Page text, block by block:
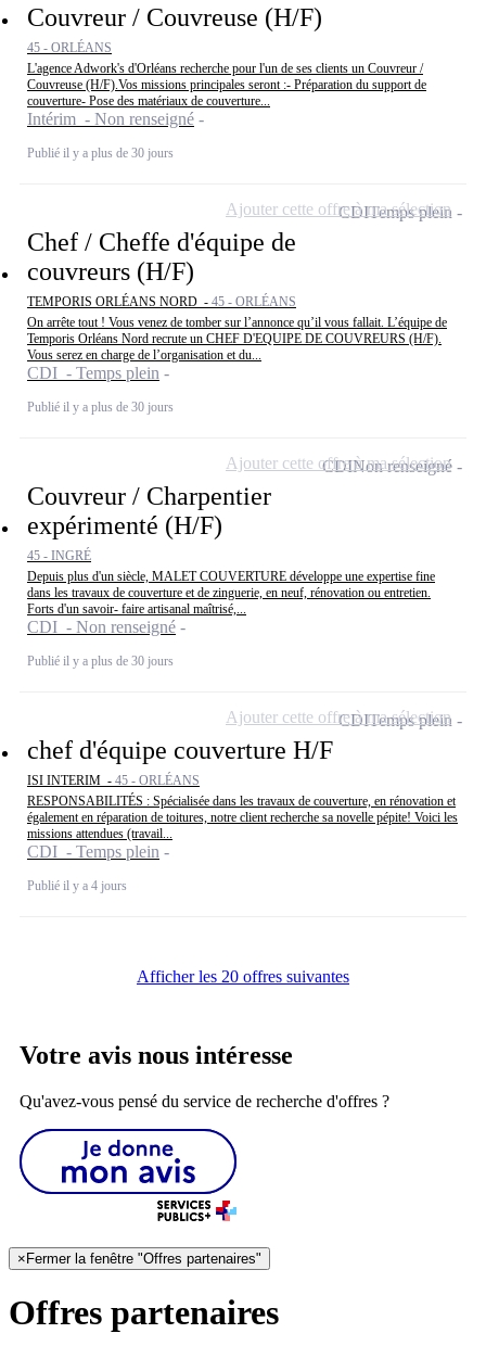
Couvreur / Couvreuse (H/F)
45 - ORLÉANS
L'agence Adwork's d'Orléans recherche pour l'un de ses clients un Couvreur /
Couvreuse (H/F).Vos missions principales seront :- Préparation du support de
couverture- Pose des matériaux de couverture...
Intérim - Non renseigné
Publié il y a plus de 30 jours
Chef / Cheffe d'équipe de
couvreurs (H/F)
TEMPORIS ORLÉANS NORD - 45 - ORLÉANS
On arrête tout ! Vous venez de tomber sur l’annonce qu’il vous fallait. L’équipe de
Temporis Orléans Nord recrute un CHEF D'EQUIPE DE COUVREURS (H/F).
Vous serez en charge de l’organisation et du...
CDI - Temps plein
Publié il y a plus de 30 jours
CDITemps plein
Ajouter cette offre à ma sélection
Couvreur / Charpentier
expérimenté (H/F)
45 - INGRÉ
Depuis plus d'un siècle, MALET COUVERTURE développe une expertise fine
dans les travaux de couverture et de zinguerie, en neuf, rénovation ou entretien.
Forts d'un savoir- faire artisanal maîtrisé,...
CDI - Non renseigné
Publié il y a plus de 30 jours
CDINon renseigné
Ajouter cette offre à ma sélection
chef d'équipe couverture H/F
ISI INTERIM - 45 - ORLÉANS
RESPONSABILITÉS : Spécialisée dans les travaux de couverture, en rénovation et
également en réparation de toitures, notre client recherche sa novelle pépite! Voici les
missions attendues (travail...
CDI - Temps plein
Publié il y a 4 jours
CDITemps plein
Ajouter cette offre à ma sélection
Afficher les 20 offres suivantes
Votre avis nous intéresse
Qu'avez-vous pensé du service de recherche d'offres ?
×Fermer la fenêtre "Offres partenaires"
Offres partenaires